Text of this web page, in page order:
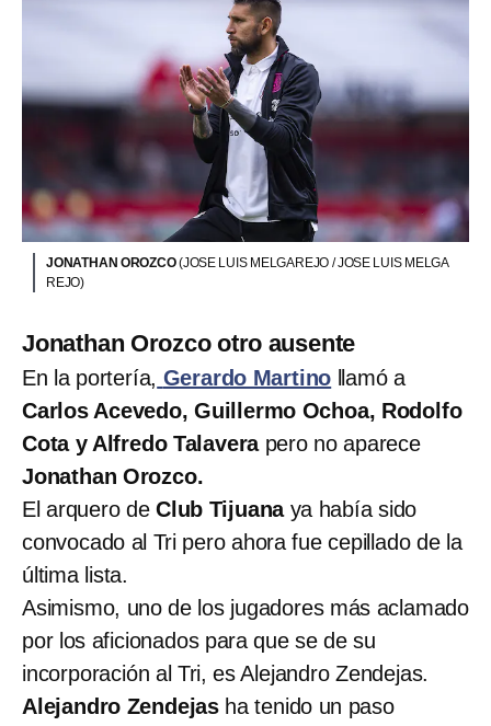
JONATHAN OROZCO(JOSE LUIS MELGAREJO / JOSE LUIS MELGA
REJO)
Jonathan Orozco otro ausente
En la portería, Gerardo Martino llamó a
Carlos Acevedo, Guillermo Ochoa, Rodolfo
Cota y Alfredo Talaverapero no aparece
Jonathan Orozco.
El arquero deClub Tijuanaya había sido
convocado al Tri pero ahora fue cepillado de la
última lista.
Asimismo, uno de los jugadores más aclamado
por los aficionados para que se de su
incorporación al Tri, es Alejandro Zendejas.
Alejandro Zendejas ha tenido un paso